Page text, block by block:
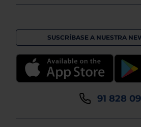
SUSCRÍBASE A NUESTRA
91 828 09